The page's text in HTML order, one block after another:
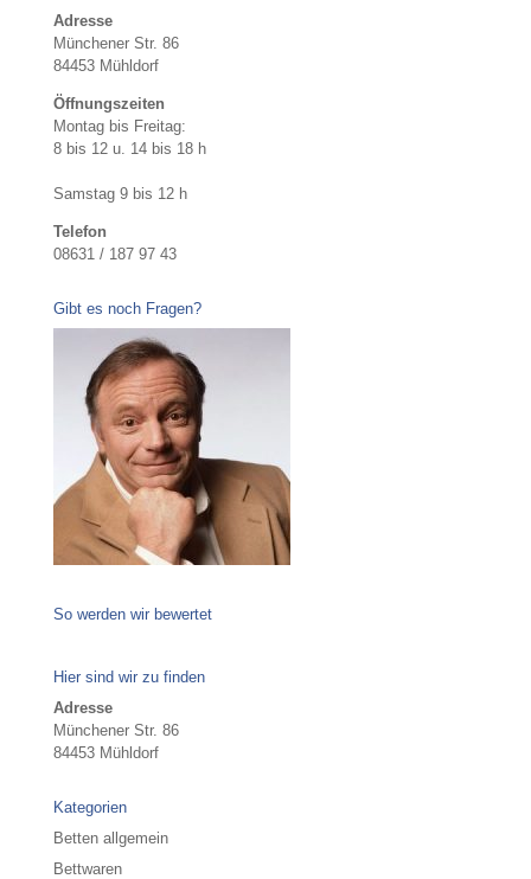
Adresse
Münchener Str. 86
84453 Mühldorf
Öffnungszeiten
Montag bis Freitag:
8 bis 12 u. 14 bis 18 h
Samstag 9 bis 12 h
Telefon
08631 / 187 97 43
Gibt es noch Fragen?
So werden wir bewertet
Hier sind wir zu finden
Adresse
Münchener Str. 86
84453 Mühldorf
Kategorien
Betten allgemein
Bettwaren